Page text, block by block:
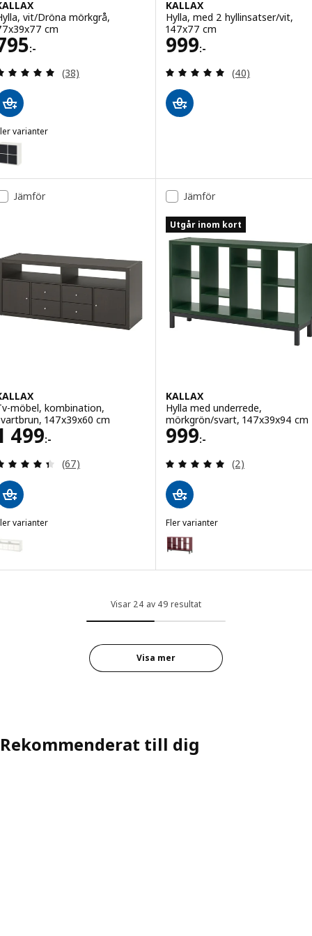
vit/Dröna mörkgrå,
cm
:-
795:-
Recensera: 4.9 utav 5 stjärnor. Totalt antal
(38)
varianter
KALLAX, Hylla, vit/Dröna svart, 77x39x77 cm
KALLAX, Hylla, vit/Dröna vit, 77x39x77 cm
KALLAX
Hylla, med 2 hyllinsatser/vit,
147x77 cm
999:-
Pris 999:-
Recensera:
(40)
Jämför
möbel, kombination,
147x39x60 cm
499:-
1499:-
Recensera: 4.4 utav 5 stjärnor. Totalt antal
(67)
varianter
KALLAX, Tv-möbel, kombination, vit, 147x39x60 cm
Jämför
Utgår inom kort
KALLAX
Hylla med underrede,
mörkgrön/svart, 147x39x94 cm
999:-
Pris 999:-
Recensera: 5
(2)
Fler varianter
KALLAX
Variant: KALLAX, Hylla med
Visar 24 av 49 resultat
Visa mer
Rekommenderat till dig